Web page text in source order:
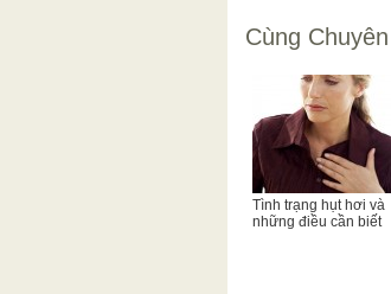
Cùng
Tình trạng hụt hơi và
những điều cần biết